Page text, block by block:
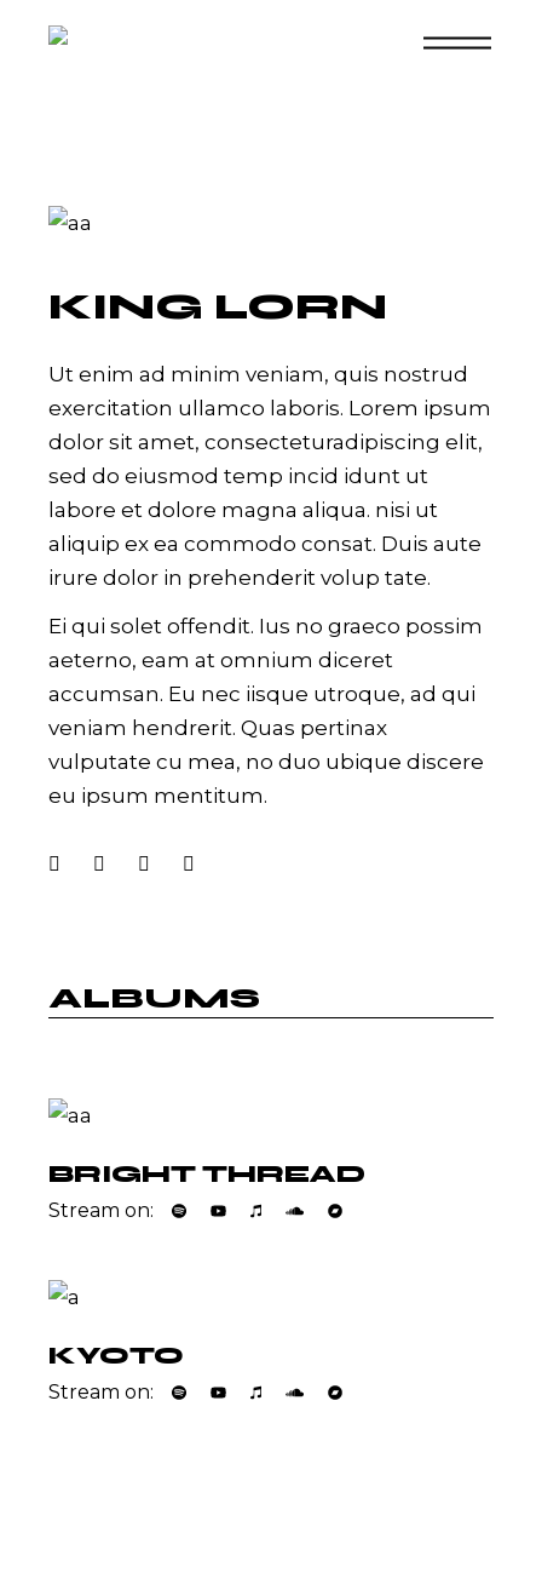
KING LORN
Ut enim ad minim veniam, quis nostrud
exercitation ullamco laboris. Lorem ipsum
dolor sit amet, consecteturadipiscing elit,
sed do eiusmod temp incid idunt ut
labore et dolore magna aliqua. nisi ut
aliquip ex ea commodo consat. Duis aute
irure dolor in prehenderit volup tate.
Ei qui solet offendit. Ius no graeco possim
aeterno, eam at omnium diceret
accumsan. Eu nec iisque utroque, ad qui
veniam hendrerit. Quas pertinax
vulputate cu mea, no duo ubique discere
eu ipsum mentitum.
ALBUMS
BRIGHT THREAD
Stream on:
KYOTO
Stream on: